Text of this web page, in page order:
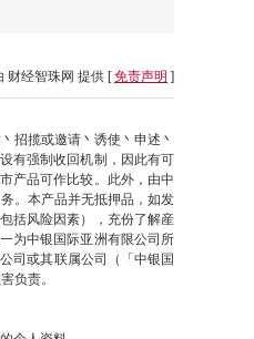
财经智珠网 提供 [免责声明 ]
招揽或邀请丶诱使丶申述丶
有强制收回机制，因此有可
产品可作比较。此外，由中
。本产品并无抵押品，如发
括风险因素），充份了解産
为中银国际亚洲有限公司所
司或其联属公司（「中银国
负责。